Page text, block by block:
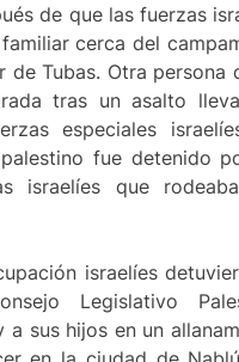
de que las fuerzas
cerca del
de Tubas. Otra persona
tras un asalto
especiales
fue detenido
israelíes que
israelíes
Legislativo
a sus hijos en un